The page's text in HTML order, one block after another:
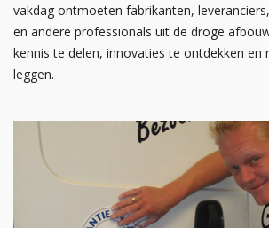
vakdag ontmoeten fabrikanten,
en andere professionals uit de droge
kennis te delen, innovaties te ontdekken en
leggen.